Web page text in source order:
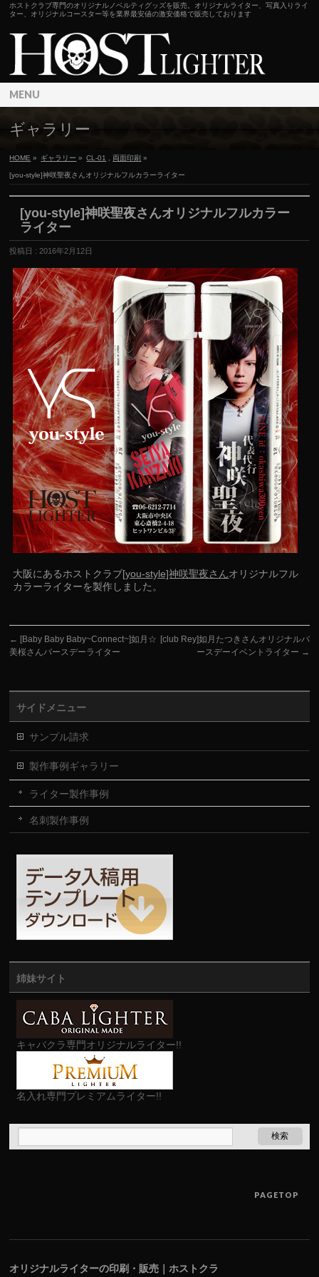
ホストクラブ専門のオリジナルノベルティグッズを販売。オリジナルライター、写真入りライ
ター、オリジナルコースター等を業界最安値の激安価格で販売しております
MENU
ギャラリー
HOME » ギャラリー » CL-01 ,両面印刷 »
[you-style]神咲聖夜さんオリジナルフルカラーライター
[you-style]神咲聖夜さんオリジナルフルカラー
ライター
投稿日 : 2016年2月12日
大阪にあるホストクラブ[you-style]神咲聖夜さんオリジナルフル
カラーライターを製作しました。
← [Baby Baby Baby~Connect~]如月☆
美桜さんバースデーライター
[club Rey]如月たつきさんオリジナルバ
ースデーイベントライター →
サイドメニュー
サンプル請求
製作事例ギャラリー
ライター製作事例
名刺製作事例
姉妹サイト
キャバクラ専門オリジナルライター!!
名入れ専門プレミアムライター!!
PAGETOP
オリジナルライターの印刷・販売｜ホストクラ